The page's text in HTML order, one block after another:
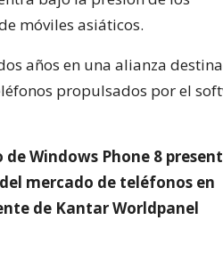
móviles asiáticos.
años en una alianza
propulsados por el
Windows Phone 8
mercado de teléfonos en
de Kantar Worldpanel